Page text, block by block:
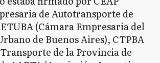
de Autotransporte de
(Cámara Empresaria del
de Buenos Aires), CTPBA
de la Provincia de